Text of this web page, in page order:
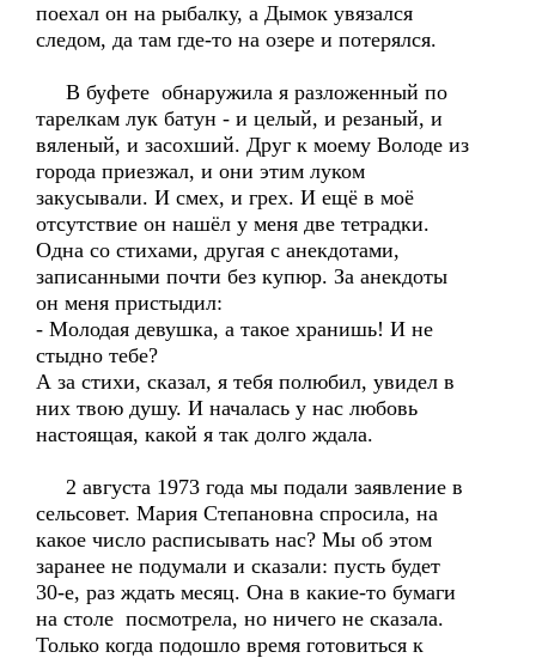
поехал он на рыбалку, а Дымок увязался
следом, да там где-то на озере и потерялся.
В буфете обнаружила я разложенный по
тарелкам лук батун - и целый, и резаный, и
вяленый, и засохший. Друг к моему Володе из
города приезжал, и они этим луком
закусывали. И смех, и грех. И ещё в моё
отсутствие он нашёл у меня две тетрадки.
Одна со стихами, другая с анекдотами,
записанными почти без купюр. За анекдоты
он меня пристыдил:
- Молодая девушка, а такое хранишь! И не
стыдно тебе?
А за стихи, сказал, я тебя полюбил, увидел в
них твою душу. И началась у нас любовь
настоящая, какой я так долго ждала.
2 августа 1973 года мы подали заявление в
сельсовет. Мария Степановна спросила, на
какое число расписывать нас? Мы об этом
заранее не подумали и сказали: пусть будет
30-е, раз ждать месяц. Она в какие-то бумаги
на столе посмотрела, но ничего не сказала.
Только когда подошло время готовиться к